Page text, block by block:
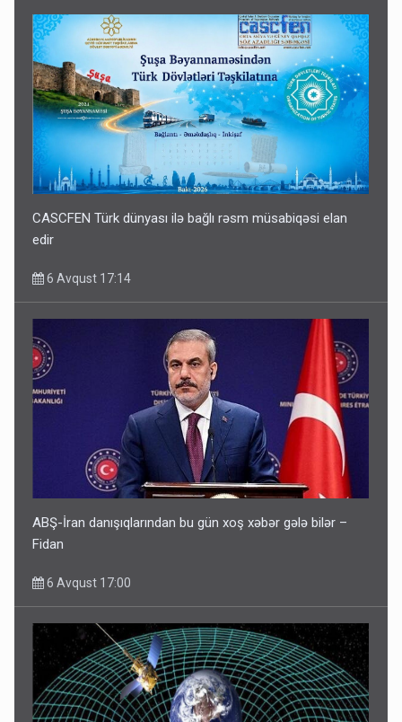
CASCFEN Türk dünyası ilə bağlı rəsm müsabiqəsi elan
edir
6 Avqust 17:14
ABŞ-İran danışıqlarından bu gün xoş xəbər gələ bilər –
Fidan
6 Avqust 17:00